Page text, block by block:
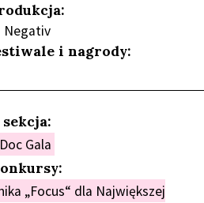
Negativ
i nagrody:
sekcja:
Doc Gala
„Focus“ dla Największej